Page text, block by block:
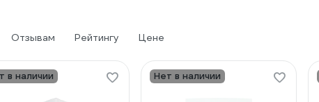
Отзывам Рейтингу Цене
в наличии Нет в наличии